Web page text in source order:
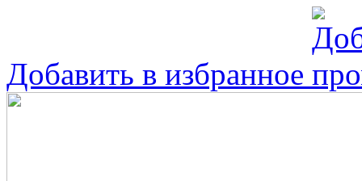
Добавить в избранное